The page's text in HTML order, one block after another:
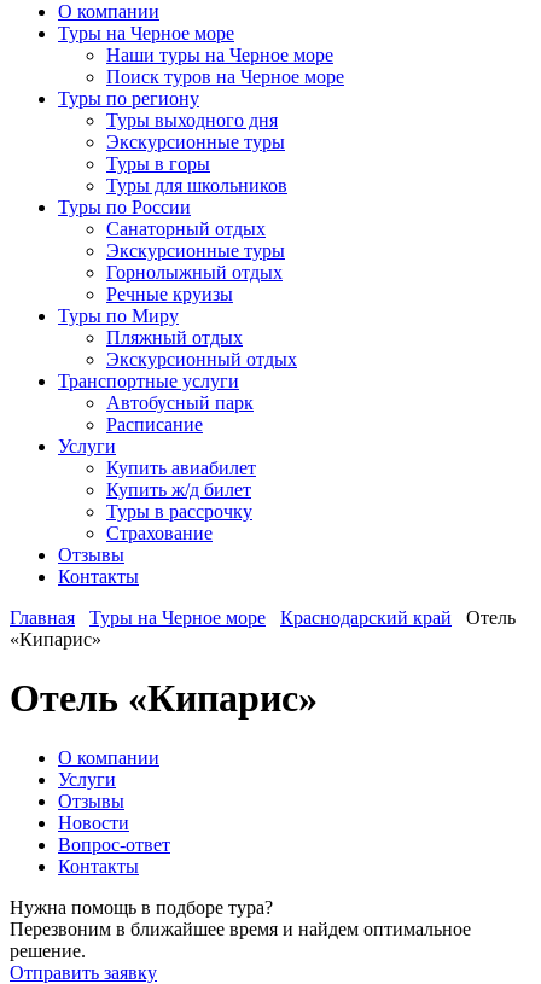
О компании
Туры на Черное море
Наши туры на Черное море
Поиск туров на Черное море
Туры по региону
Туры выходного дня
Экскурсионные туры
Туры в горы
Туры для школьников
Туры по России
Санаторный отдых
Экскурсионные туры
Горнолыжный отдых
Речные круизы
Туры по Миру
Пляжный отдых
Экскурсионный отдых
Транспортные услуги
Автобусный парк
Расписание
Услуги
Купить авиабилет
Купить ж/д билет
Туры в рассрочку
Страхование
Отзывы
Контакты
Главная
Туры на Черное море Краснодарский край
Отель
«Кипарис»
Отель «Кипарис»
О компании
Услуги
Отзывы
Новости
Вопрос-ответ
Контакты
Нужна помощь в подборе тура?
Перезвоним в ближайшее время и найдем оптимальное
решение.
Отправить заявку